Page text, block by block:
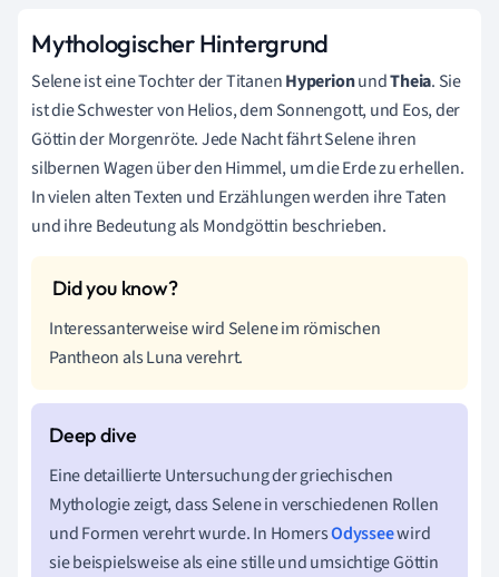
Mythologischer Hintergrund
Selene ist eine Tochter der TitanenHyperionundTheia. Sie
ist die Schwester von Helios, dem Sonnengott, und Eos, der
Göttin der Morgenröte. Jede Nacht fährt Selene ihren
silbernen Wagen über den Himmel, um die Erde zu erhellen.
In vielen alten Texten und Erzählungen werden ihre Taten
und ihre Bedeutung als Mondgöttin beschrieben.
Interessanterweise wird Selene im römischen
Pantheon als Luna verehrt.
Eine detaillierte Untersuchung der griechischen
Mythologie zeigt, dass Selene in verschiedenen Rollen
und Formen verehrt wurde. In HomersOdysseewird
sie beispielsweise als eine stille und umsichtige Göttin